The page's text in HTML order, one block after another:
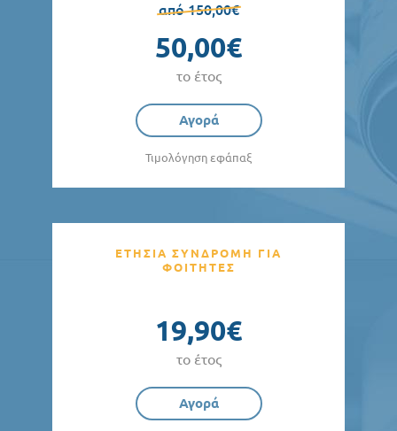
από 150,00€
50,00€
το έτος
Αγορά
Τιμολόγηση εφάπαξ
ΕΤΗΣΙΑ ΣΥΝΔΡΟΜΗ ΓΙΑ
ΦΟΙΤΗΤΕΣ
19,90€
το έτος
Αγορά